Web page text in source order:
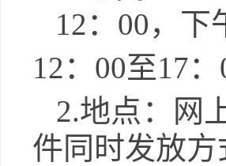
12 ： 00，下
12 ： 00至17：
2.地点：
网
件同时发放方